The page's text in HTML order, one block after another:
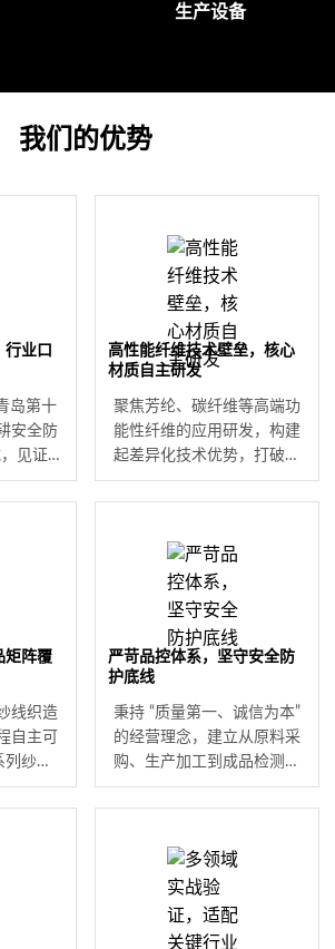
生产设备
我们的优势
行业口
岛第十
安全防
见证行
丰富的
户群
、石化
靠选
展的坚
高性能纤维技术壁垒，核心
材质自主研发
聚焦芳纶、碳纤维等高端功
能性纤维的应用研发，构建
起差异化技术优势，打破高
端防护材料进口依赖痛点。
从特种纤维长丝到防弹防切
高温、燃烧、切割等极端环
境防护需求设计，性能指标
符合行业严苛标准，为作业
人员筑起 “科技铠甲”。
矩阵覆
线织造
自主可
纱线 /
、芳纶
精准适
抢险救
满足不
需求。
严苛品控体系，坚守安全防
护底线
秉持 “质量第一、诚信为本”
的经营理念，建立从原料采
购、生产加工到成品检测的
全链条品控机制。产品均通
过相关安全防护标准认证，
磨等关键性能上表现优异，
确保每一件产品都能在极端
环境下稳定发挥防护作用。